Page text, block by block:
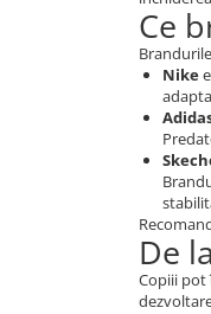
Ce
Nike
De
Copiii pot